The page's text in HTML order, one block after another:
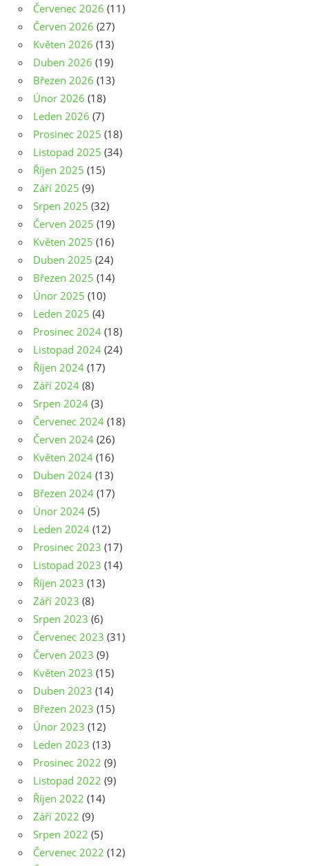
Červenec 2026 (11)
Červen 2026 (27)
Květen 2026 (13)
Duben 2026 (19)
Březen 2026 (13)
Únor 2026 (18)
Leden 2026 (7)
Prosinec 2025 (18)
Listopad 2025 (34)
Říjen 2025 (15)
Září 2025 (9)
Srpen 2025 (32)
Červen 2025 (19)
Květen 2025 (16)
Duben 2025 (24)
Březen 2025 (14)
Únor 2025 (10)
Leden 2025 (4)
Prosinec 2024 (18)
Listopad 2024 (24)
Říjen 2024 (17)
Září 2024 (8)
Srpen 2024 (3)
Červenec 2024 (18)
Červen 2024 (26)
Květen 2024 (16)
Duben 2024 (13)
Březen 2024 (17)
Únor 2024 (5)
Leden 2024 (12)
Prosinec 2023 (17)
Listopad 2023 (14)
Říjen 2023 (13)
Září 2023 (8)
Srpen 2023 (6)
Červenec 2023 (31)
Červen 2023 (9)
Květen 2023 (15)
Duben 2023 (14)
Březen 2023 (15)
Únor 2023 (12)
Leden 2023 (13)
Prosinec 2022 (9)
Listopad 2022 (9)
Říjen 2022 (14)
Září 2022 (9)
Srpen 2022 (5)
Červenec 2022 (12)